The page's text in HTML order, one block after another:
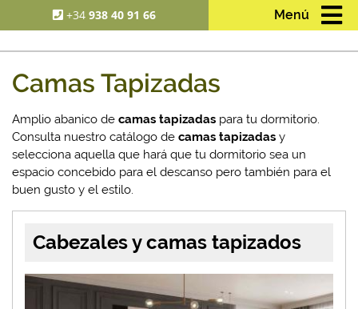
+34938 40 91 66 Menú
Camas Tapizadas
Amplio abanico de camas tapizadas para tu dormitorio.
Consulta nuestro catálogo de camas tapizadas y
selecciona aquella que hará que tu dormitorio sea un
espacio concebido para el descanso pero también para el
buen gusto y el estilo.
Cabezales y camas tapizados